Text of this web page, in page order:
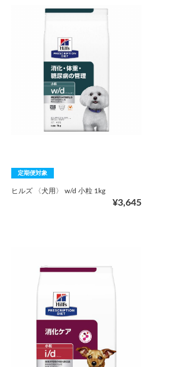
定期便対象
ヒルズ 〈犬用〉 w/d 小粒 1kg
¥3,645